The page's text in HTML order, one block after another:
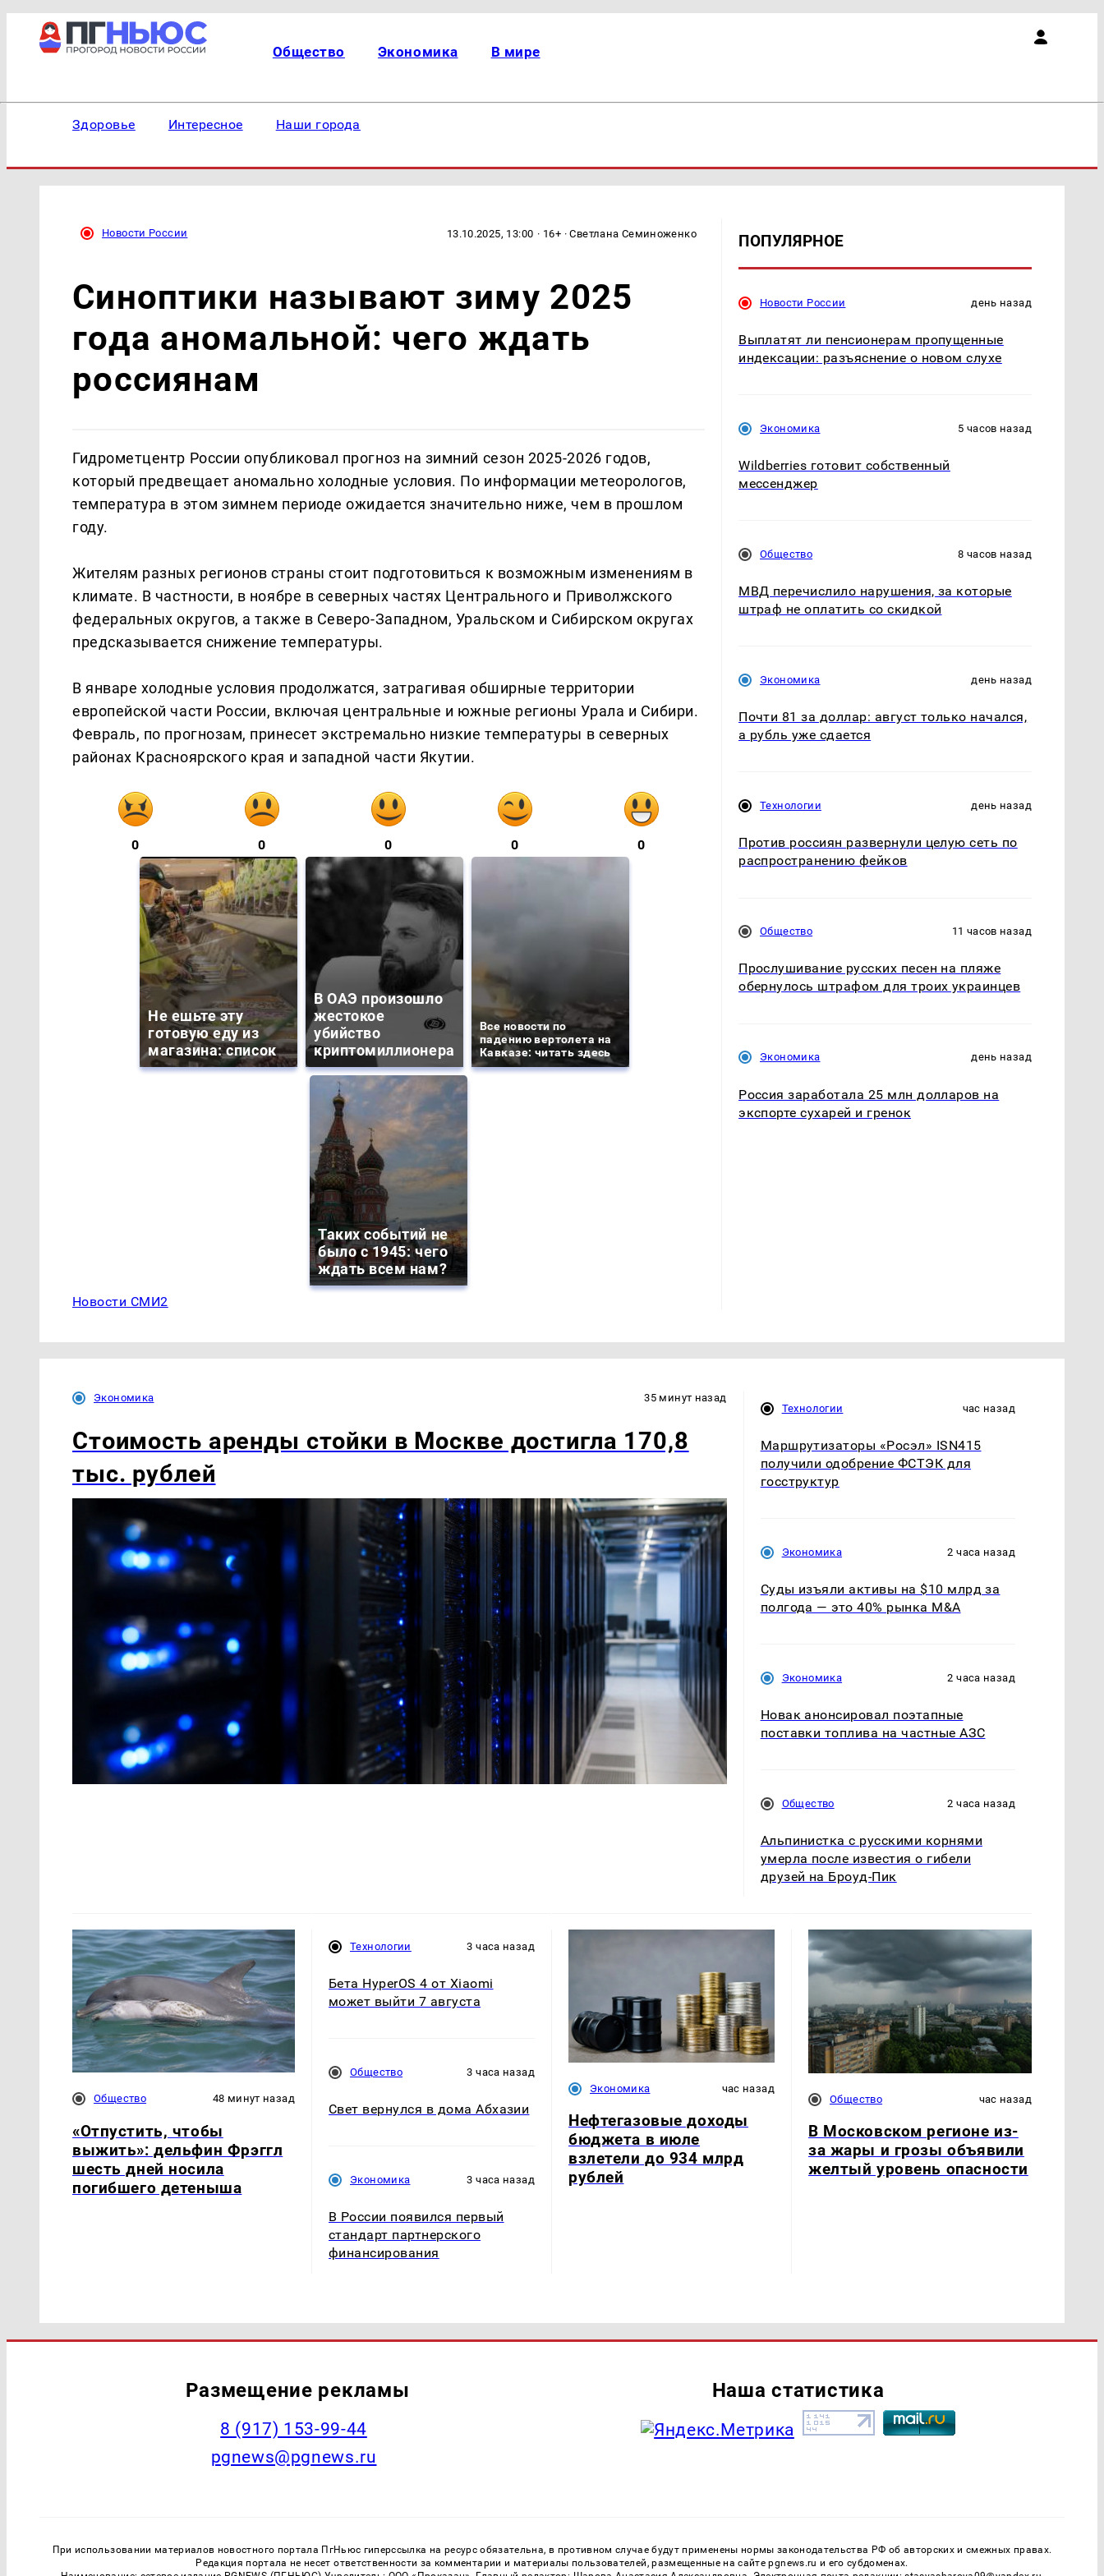
Общество Экономика В мире
Здоровье Интересное Наши города
Новости России 13.10.2025, 13:00 · 16+ · Светлана Семиноженко
Синоптики называют зиму 2025
года аномальной: чего ждать
россиянам
Гидрометцентр России опубликовал прогноз на зимний сезон 2025-2026 годов,
который предвещает аномально холодные условия. По информации метеорологов,
температура в этом зимнем периоде ожидается значительно ниже, чем в прошлом
году.
Жителям разных регионов страны стоит подготовиться к возможным изменениям в
климате. В частности, в ноябре в северных частях Центрального и Приволжского
федеральных округов, а также в Северо-Западном, Уральском и Сибирском округах
предсказывается снижение температуры.
В январе холодные условия продолжатся, затрагивая обширные территории
европейской части России, включая центральные и южные регионы Урала и Сибири.
Февраль, по прогнозам, принесет экстремально низкие температуры в северных
районах Красноярского края и западной части Якутии.
0 0 0 0 0
Не ешьте эту
готовую еду из
магазина: список
В ОАЭ произошло
жестокое
убийство
криптомиллионера
Все новости по
падению вертолета на
Кавказе: читать здесь
Таких событий не
было с 1945: чего
ждать всем нам?
Новости СМИ2
ПОПУЛЯРНОЕ
Новости России день назад
Выплатят ли пенсионерам пропущенные
индексации: разъяснение о новом слухе
Экономика 5 часов назад
Wildberries готовит собственный
мессенджер
Общество 8 часов назад
МВД перечислило нарушения, за которые
штраф не оплатить со скидкой
Экономика день назад
Почти 81 за доллар: август только начался,
а рубль уже сдается
Технологии день назад
Против россиян развернули целую сеть по
распространению фейков
Общество 11 часов назад
Прослушивание русских песен на пляже
обернулось штрафом для троих украинцев
Экономика день назад
Россия заработала 25 млн долларов на
экспорте сухарей и гренок
Экономика 35 минут назад
Стоимость аренды стойки в Москве достигла 170,8
тыс. рублей
Технологии час назад
Маршрутизаторы «Росэл» ISN415
получили одобрение ФСТЭК для
госструктур
Экономика 2 часа назад
Суды изъяли активы на $10 млрд за
полгода — это 40% рынка M&A
Экономика 2 часа назад
Новак анонсировал поэтапные
поставки топлива на частные АЗС
Общество 2 часа назад
Альпинистка с русскими корнями
умерла после известия о гибели
друзей на Броуд-Пик
Общество 48 минут назад
«Отпустить, чтобы
выжить»: дельфин Фрэггл
шесть дней носила
погибшего детеныша
Технологии 3 часа назад
Бета HyperOS 4 от Xiaomi
может выйти 7 августа
Общество 3 часа назад
Свет вернулся в дома Абхазии
Экономика 3 часа назад
В России появился первый
стандарт партнерского
финансирования
Экономика час назад
Нефтегазовые доходы
бюджета в июле
взлетели до 934 млрд
рублей
Общество час назад
В Московском регионе из-
за жары и грозы объявили
желтый уровень опасности
Размещение рекламы
‭8 (917) 153-99-44
pgnews@pgnews.ru
Наша статистика
При использовании материалов новостного портала ПгНьюс гиперссылка на ресурс обязательна, в противном случае будут применены нормы законодательства РФ об авторских и смежных правах.
Редакция портала не несет ответственности за комментарии и материалы пользователей, размещенные на сайте pgnews.ru и его субдоменах.